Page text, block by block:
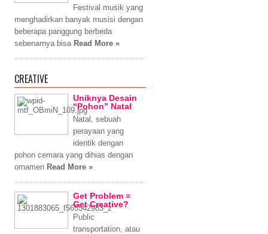
Festival musik yang
menghadirkan banyak musisi dengan
beberapa panggung berbeda
sebenarnya bisa Read More »
CREATIVE
Uniknya Desain
“Pohon” Natal
Natal, sebuah
perayaan yang
identik dengan
pohon cemara yang dihias dengan
ornamen Read More »
Get Problem =
Get Creative?
Public
transportation, atau